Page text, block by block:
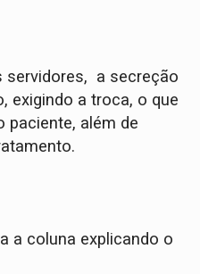
servidores, a secreção
exigindo a troca, o que
paciente, além de
a coluna explicando o